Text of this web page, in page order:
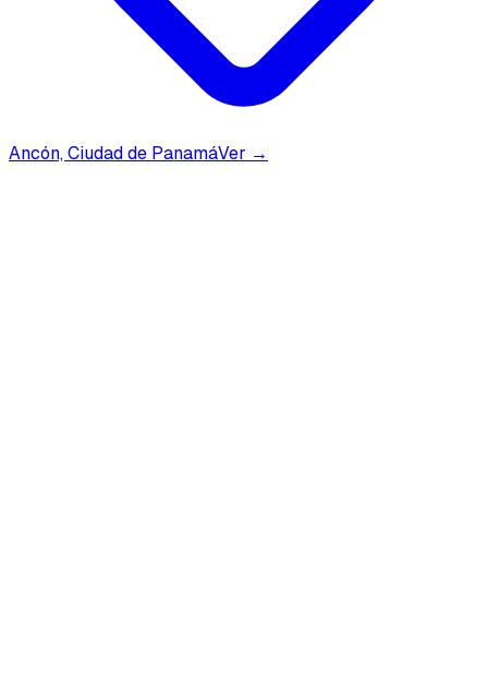
Ancón, Ciudad de PanamáVer →